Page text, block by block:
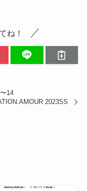
ね！
14
2023SS